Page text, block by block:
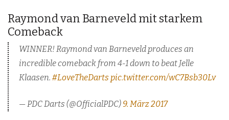
Raymond van Barneveld mit starkem
Comeback
WINNER! Raymond van Barneveld produces an
incredible comeback from 4-1 down to beat Jelle
Klaasen.#LoveTheDarts pic.twitter.com/wC7Bsb30Lv
— PDC Darts (@OfficialPDC) 9. März 2017